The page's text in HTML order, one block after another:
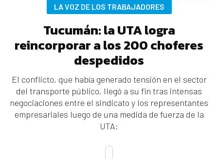
LA VOZ DE LOS TRABAJADORES
Tucumán: la UTA logra
reincorporar a los 200 choferes
despedidos
El conflicto, que había generado tensión en el sector
del transporte público, llegó a su fin tras intensas
negociaciones entre el sindicato y los representantes
empresariales luego de una medida de fuerza de la
UTA: